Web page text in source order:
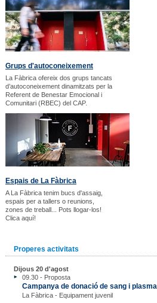
Grups d'autoconeixement
La Fàbrica ofereix dos grups tancats
d’autoconeixement dinamitzats per la
Referent de Benestar Emocional i
Comunitari (RBEC) del CAP.
Espais de La Fàbrica
A La Fàbrica tenim bucs d'assaig,
espais per a tallers o reunions,
zones de treball... Pots llogar-los!
Clica aquí!
Properes activitats
Dijous 20 d'agost
09.30 - Proposta
Campanya de donació de sang i plasma
La Fàbrica - Equipament juvenil